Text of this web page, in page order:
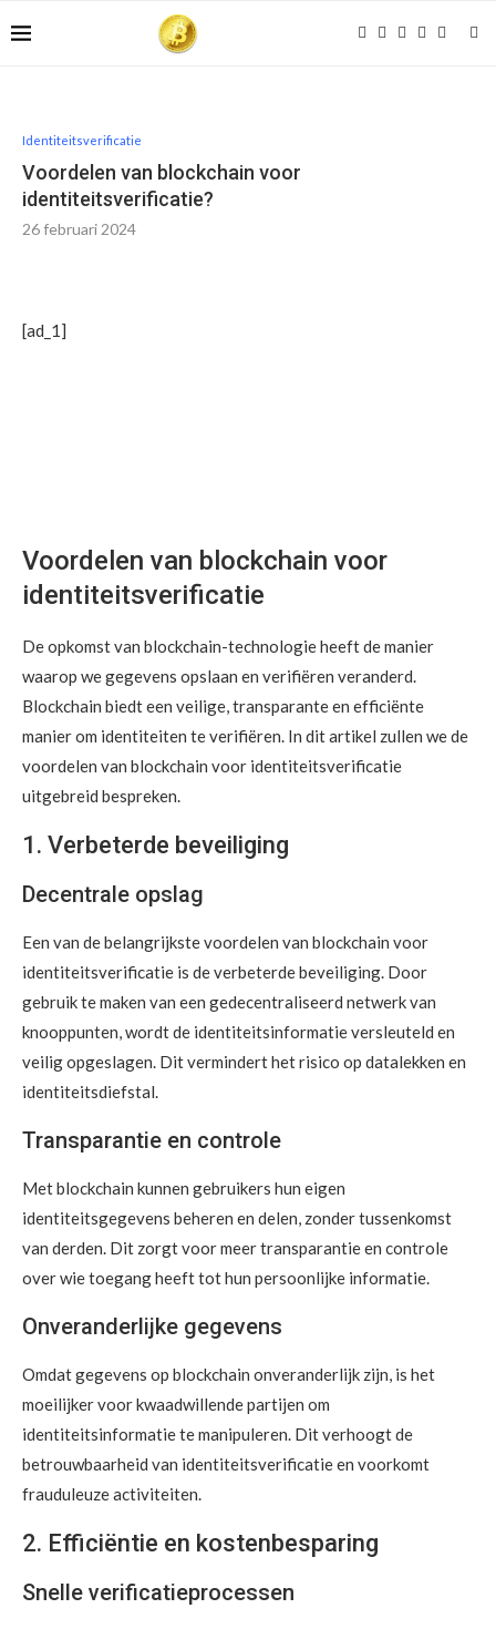
Identiteitsverificatie
Voordelen van blockchain voor
identiteitsverificatie?
26 februari 2024
[ad_1]
Voordelen van blockchain voor
identiteitsverificatie
De opkomst van blockchain-technologie heeft de manier
waarop we gegevens opslaan en verifiëren veranderd.
Blockchain biedt een veilige, transparante en efficiënte
manier om identiteiten te verifiëren. In dit artikel zullen we de
voordelen van blockchain voor identiteitsverificatie
uitgebreid bespreken.
1. Verbeterde beveiliging
Decentrale opslag
Een van de belangrijkste voordelen van blockchain voor
identiteitsverificatie is de verbeterde beveiliging. Door
gebruik te maken van een gedecentraliseerd netwerk van
knooppunten, wordt de identiteitsinformatie versleuteld en
veilig opgeslagen. Dit vermindert het risico op datalekken en
identiteitsdiefstal.
Transparantie en controle
Met blockchain kunnen gebruikers hun eigen
identiteitsgegevens beheren en delen, zonder tussenkomst
van derden. Dit zorgt voor meer transparantie en controle
over wie toegang heeft tot hun persoonlijke informatie.
Onveranderlijke gegevens
Omdat gegevens op blockchain onveranderlijk zijn, is het
moeilijker voor kwaadwillende partijen om
identiteitsinformatie te manipuleren. Dit verhoogt de
betrouwbaarheid van identiteitsverificatie en voorkomt
frauduleuze activiteiten.
2. Efficiëntie en kostenbesparing
Snelle verificatieprocessen